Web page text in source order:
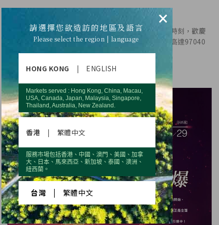
🎉優世德五歲生日了！在這個充滿期待與祝福的重要時刻，歡慶
推出週年限定促銷，年度最大加碼贈禮，贈品價值最高達97040
元！💥💥💥
5週年活動，限時啟動，2/2-3/29全球同步引爆中🔥！
×
請選擇您欲造訪的地區及語言
Please select the region | language
HONG KONG | ENGLISH
Markets served : Hong Kong, China, Macau,
USA, Canada, Japan, Malaysia, Singapore,
Thailand, Australia, New Zealand.
香港 | 繁體中文
服務市場包括香港、中國、澳門、美國、加拿
大、日本、馬來西亞、新加坡、泰國、澳洲、
紐西蘭。
台灣 繁體中文